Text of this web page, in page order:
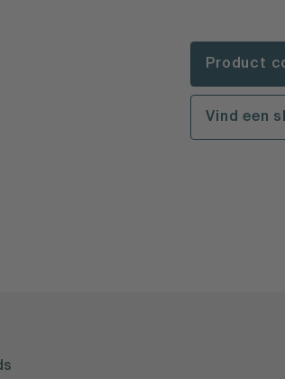
Product
Vind een